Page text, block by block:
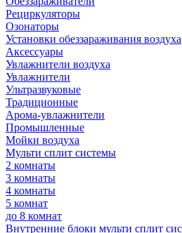
Рециркуляторы
Озонаторы
Установки обеззараживания воздуха
Аксессуары
Увлажнители воздуха
Увлажнители
Ультразвуковые
Традиционные
Арома-увлажнители
Промышленные
Мойки воздуха
Мульти сплит системы
2 комнаты
3 комнаты
4 комнаты
5 комнат
до 8 комнат
Внутренние блоки мульти сплит